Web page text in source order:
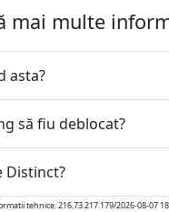
mai multe
asta?
să fiu deblocat?
Distinct?
tehnice: 216.73.217.179/2026-08-07